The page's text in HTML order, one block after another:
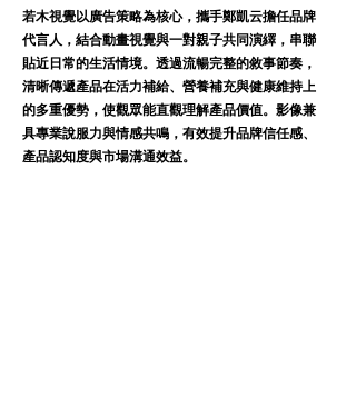
若木視覺以廣告策略為核心，攜手鄭凱云擔任品牌
代言人，結合動畫視覺與一對親子共同演繹，串聯
貼近日常的生活情境。透過流暢完整的敘事節奏，
清晰傳遞產品在活力補給、營養補充與健康維持上
的多重優勢，使觀眾能直觀理解產品價值。影像兼
具專業說服力與情感共鳴，有效提升品牌信任感、
產品認知度與市場溝通效益。